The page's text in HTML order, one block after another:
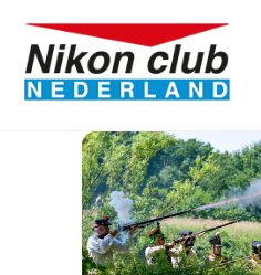
content